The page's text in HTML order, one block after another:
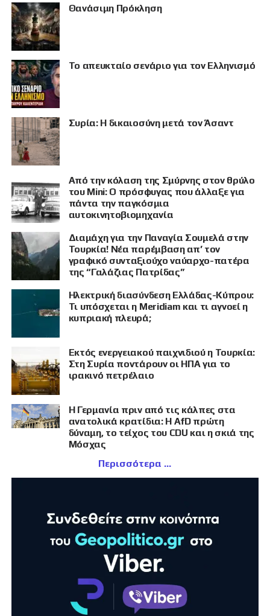
Θανάσιμη Πρόκληση
Το απευκταίο σενάριο για τον Ελληνισμό
Συρία: Η δικαιοσύνη μετά τον Άσαντ
Από την κόλαση της Σμύρνης στον θρύλο
του Mini: Ο πρόσφυγας που άλλαξε για
πάντα την παγκόσμια
αυτοκινητοβιομηχανία
Διαμάχη για την Παναγία Σουμελά στην
Τουρκία! Νέα παρέμβαση απ’ τον
γραφικό συνταξιούχο ναύαρχο-πατέρα
της “Γαλάζιας Πατρίδας”
Ηλεκτρική διασύνδεση Ελλάδας-Κύπρου:
Τι υπόσχεται η Meridiam και τι αγνοεί η
κυπριακή πλευρά;
Εκτός ενεργειακού παιχνιδιού η Τουρκία:
Στη Συρία ποντάρουν οι ΗΠΑ για το
ιρακινό πετρέλαιο
Η Γερμανία πριν από τις κάλπες στα
ανατολικά κρατίδια: Η AfD πρώτη
δύναμη, το τείχος του CDU και η σκιά της
Μόσχας
Περισσότερα